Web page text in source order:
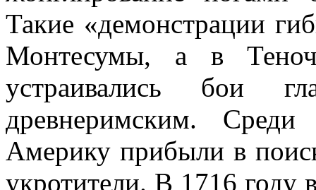
Такие «демонстрации
Монтесумы, а в
устраивались бои
древнеримским.
Америку прибыли в
укротители. В 1716 году